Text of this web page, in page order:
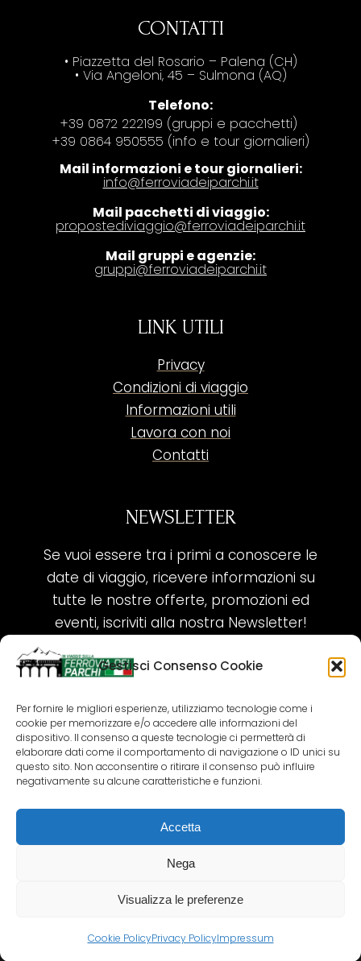
Gestisci Consenso Cookie
Per fornire le migliori esperienze, utilizziamo tecnologie come i
cookie per memorizzare e/o accedere alle informazioni del
dispositivo. Il consenso a queste tecnologie ci permetterà di
elaborare dati come il comportamento di navigazione o ID unici su
questo sito. Non acconsentire o ritirare il consenso può influire
negativamente su alcune caratteristiche e funzioni.
Accetta
Nega
Visualizza le preferenze
Cookie PolicyPrivacy PolicyImpressum
CONTATTI
• Piazzetta del Rosario – Palena (CH)
• Via Angeloni, 45 – Sulmona (AQ)
Telefono:
+39 0872 222199 (gruppi e pacchetti)
+39 0864 950555 (info e tour giornalieri)
Mail informazioni e tour giornalieri:
info@ferroviadeiparchi.it
Mail pacchetti di viaggio:
propostediviaggio@ferroviadeiparchi.it
Mail gruppi e agenzie:
gruppi@ferroviadeiparchi.it
LINK UTILI
Privacy
Condizioni di viaggio
Informazioni utili
Lavora con noi
Contatti
NEWSLETTER
Se vuoi essere tra i primi a conoscere le
date di viaggio, ricevere informazioni su
tutte le nostre offerte, promozioni ed
eventi, iscriviti alla nostra Newsletter!
ISCRIVITI ORA!
SEGUICI SUI NOSTRI SOCIAL
COPYRIGHT 2018-2025 PALLENIUM TOURISM
SRL
AGENZIA VIAGGI E TOUR OPERATOR – P.IVA: